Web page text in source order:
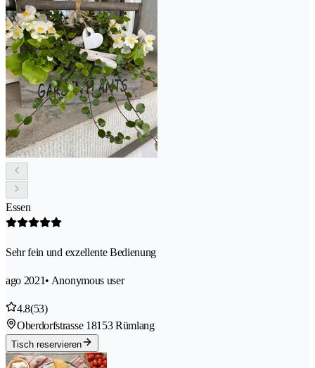
Essen
Sehr fein und exzellente Bedienung
ago 2021• Anonymous user
4.8(53)
Oberdorfstrasse 18153 Rümlang
Tisch reservieren